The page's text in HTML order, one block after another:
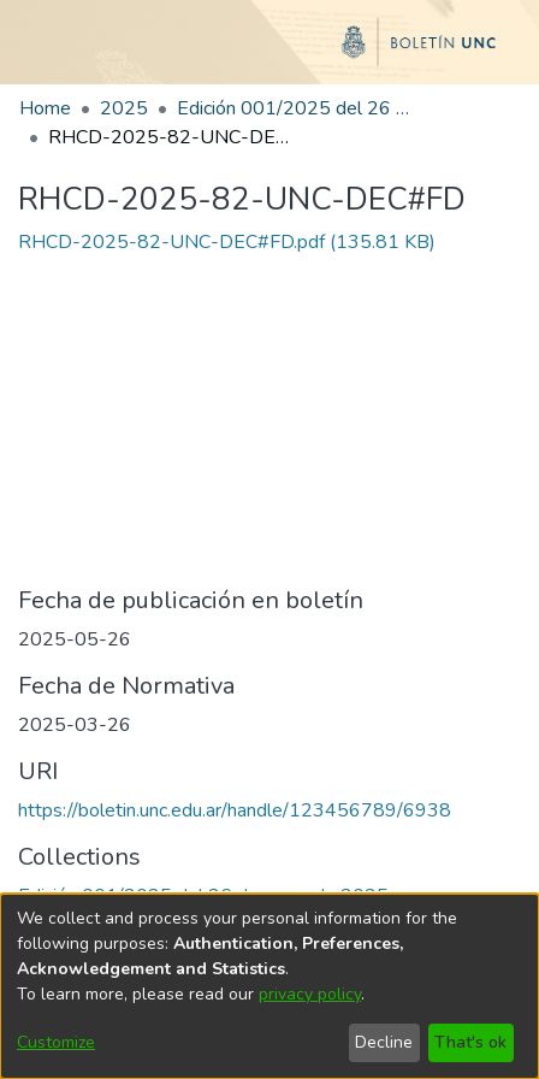
Home 2025
Edición 001/2025 del 26 de mayo de 2025
RHCD-2025-82-UNC-DEC#FD
RHCD-2025-82-UNC-DEC#FD
RHCD-2025-82-UNC-DEC#FD.pdf(135.81 KB)
Fecha de publicación en boletín
2025-05-26
Fecha de Normativa
2025-03-26
URI
https://boletin.unc.edu.ar/handle/123456789/6938
Collections
Edición 001/2025 del 26 de mayo de 2025
Universidad Nacional de Córdoba
We collect and process your personal information for the
following purposes: Authentication, Preferences,
Acknowledgement and Statistics.
To learn more, please read our privacy policy.
Customize Decline That's ok